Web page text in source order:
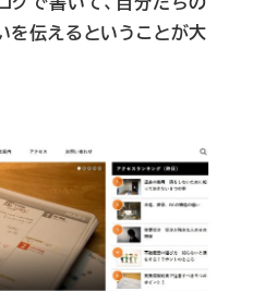
を伝えるということが大